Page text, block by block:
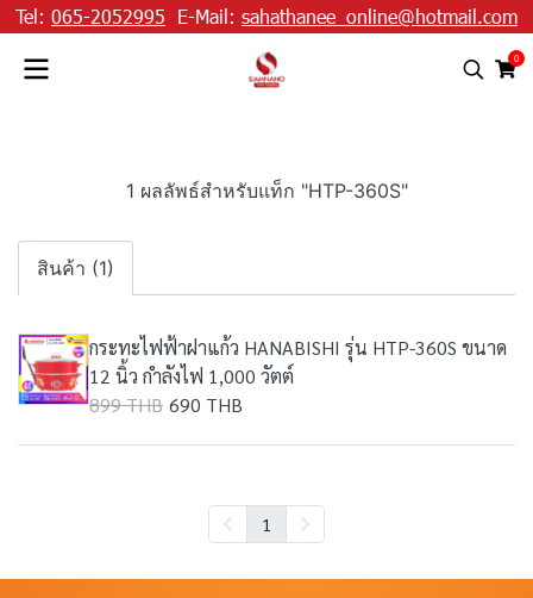
Tel: 065-2052995 E-Mail: sahathanee_online@hotmail.com
0
1 ผลลัพธ์สำหรับแท็ก "HTP-360S"
สินค้า (1)
กระทะไฟฟ้าฝาแก้ว HANABISHI รุ่น HTP-360S ขนาด
12 นิ้ว กำลังไฟ 1,000 วัตต์
899 THB 690 THB
1